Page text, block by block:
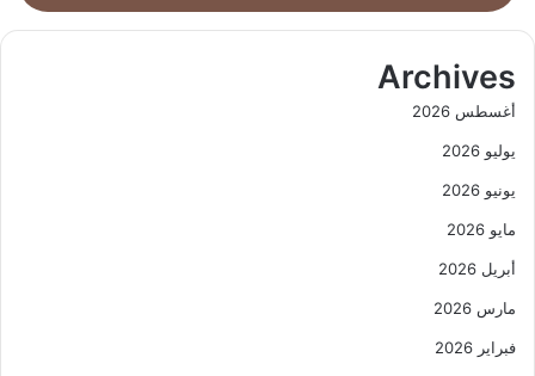
Archives
أغسطس 2026
يوليو 2026
يونيو 2026
مايو 2026
أبريل 2026
مارس 2026
فبراير 2026